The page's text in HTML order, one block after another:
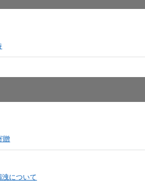
贈
について